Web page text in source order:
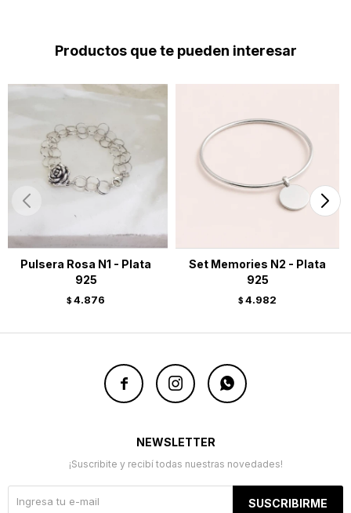
Productos que te pueden interesar
Pulsera Rosa N1 - Plata
925
$ 4.876
Set Memories N2 - Plata
925
$ 4.982
  
NEWSLETTER
¡Suscribite y recibí todas nuestras novedades!
SUSCRIBIRME